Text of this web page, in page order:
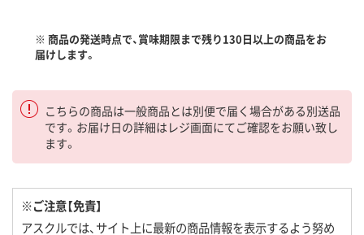
※ 商品の発送時点で、賞味期限まで残り130日以上の商品をお
届けします。
こちらの商品は一般商品とは別便で届く場合がある別送品
です。お届け日の詳細はレジ画面にてご確認をお願い致し
ます。
※ご注意【免責】
アスクルでは、サイト上に最新の商品情報を表示するよう努め